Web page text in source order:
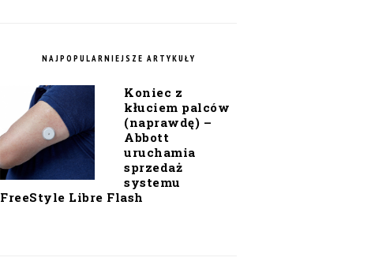
NAJPOPULARNIEJSZE ARTYKUŁY
Koniec z
kłuciem palców
(naprawdę) –
Abbott
uruchamia
sprzedaż
systemu
FreeStyle Libre Flash